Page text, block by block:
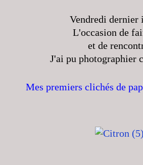
Vendredi dernier
L'occasion de
et de
J'ai pu photographier
Mes premiers clichés de